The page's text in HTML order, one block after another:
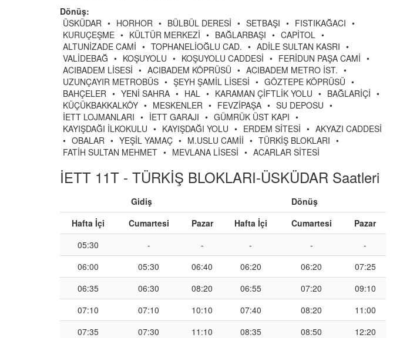
Dönüş:
ÜSKÜDAR • HORHOR • BÜLBÜL DERESİ • SETBAŞI • FISTIKAĞACI •
KURUÇEŞME • KÜLTÜR MERKEZİ • BAĞLARBAŞI • CAPİTOL •
ALTUNİZADE CAMİ • TOPHANELİOĞLU CAD. • ADİLE SULTAN KASRI •
VALİDEBAĞ • KOŞUYOLU • KOŞUYOLU CADDESİ • FERİDUN PAŞA CAMİ •
ACIBADEM LİSESİ • ACIBADEM KÖPRÜSÜ • ACIBADEM METRO İST. •
UZUNÇAYIR METROBÜS • ŞEYH ŞAMİL LİSESİ • GÖZTEPE KÖPRÜSÜ •
BAHÇELER • YENİ SAHRA • HAL • KARAMAN ÇİFTLİK YOLU • BAĞLARİÇİ •
KÜÇÜKBAKKALKÖY • MESKENLER • FEVZİPAŞA • SU DEPOSU •
İETT LOJMANLARI • İETT GARAJI • GÜMRÜK ÜST KAPI •
KAYIŞDAĞI İLKOKULU • KAYIŞDAĞI YOLU • ERDEM SİTESİ • AKYAZI CADDESİ
• OBALAR • YEŞİL YAMAÇ • M.USLU CAMİİ • TÜRKİŞ BLOKLARI •
FATİH SULTAN MEHMET • MEVLANA LİSESİ • ACARLAR SİTESİ
İETT 11T - TÜRKİŞ BLOKLARI-ÜSKÜDAR Saatleri
Gidiş
Dönüş
Hafta İçi
Cumartesi Pazar Hafta İçi Cumartesi
Pazar
05:30
- - - -
-
06:00
05:30 06:40 06:20 06:20
07:25
06:35
06:30 08:20 06:55 07:20
09:10
07:10
07:10 10:10 07:40 08:20
11:00
07:35
07:30 11:10 08:35 08:50
12:20